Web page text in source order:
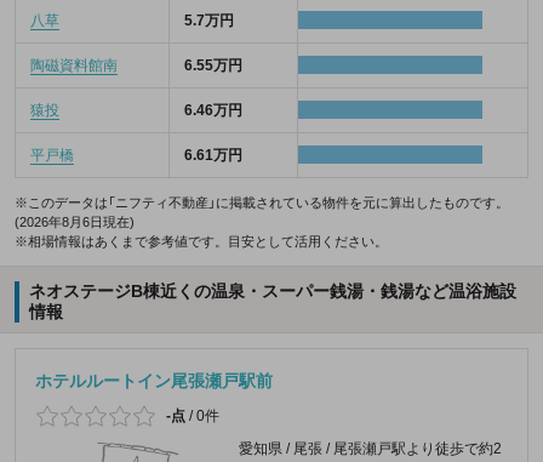
八草 5.7万円
陶磁資料館南 6.55万円
猿投 6.46万円
平戸橋 6.61万円
※このデータは「ニフティ不動産」に掲載されている物件を元に算出したものです。
(2026年8月6日現在)
※相場情報はあくまで参考値です。目安として活用ください。
ネオステージB棟近くの温泉・スーパー銭湯・銭湯など温浴施設
情報
ホテルルートイン尾張瀬戸駅前
-点 /0件
愛知県 / 尾張 / 尾張瀬戸駅より徒歩で約2